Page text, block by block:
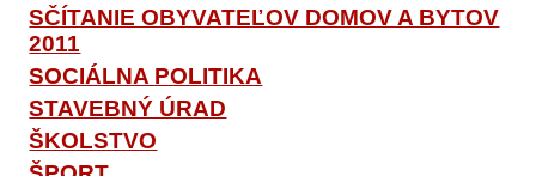
SČÍTANIE OBYVATEĽOV DOMOV A BYTOV
2011
SOCIÁLNA POLITIKA
STAVEBNÝ ÚRAD
ŠKOLSTVO